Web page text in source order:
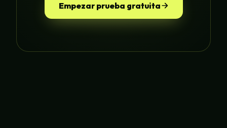
Empezar prueba gratuita